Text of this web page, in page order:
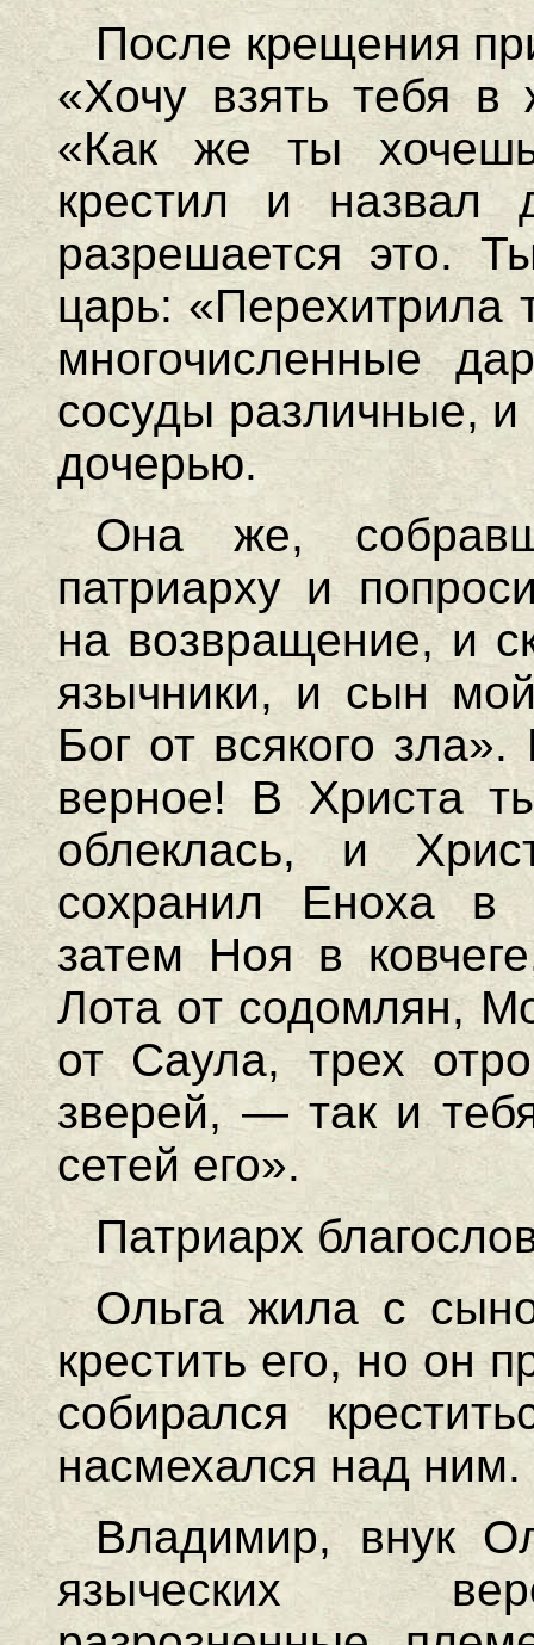
После крещения
«Хочу взять тебя
«Как же ты
крестил и назвал
разрешается это.
царь:
многочисленные
сосуды различные, и
дочерью.
Она же,
патриарху и
на возвращение, и
язычники, и сын
Бог от всякого
верное! В Христа
облеклась, и
сохранил Еноха в
затем Ноя в
Лота от содомлян,
от Саула, трех
зверей, — так и
сетей его».
Патриарх
Ольга жила с
крестить его, но он
собирался
насмехался над ним.
Владимир, внук
языческих